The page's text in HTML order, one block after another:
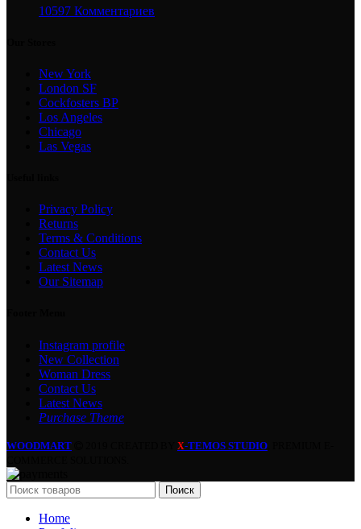
10597 Комментариев
New York
London SF
Cockfosters BP
Los Angeles
Chicago
Las Vegas
Privacy Policy
Returns
Terms & Conditions
Contact Us
Latest News
Our Sitemap
Instagram profile
New Collection
Woman Dress
Contact Us
Latest News
Purchase Theme
WOODMART X-TEMOS STUDIO
Поиск
Home